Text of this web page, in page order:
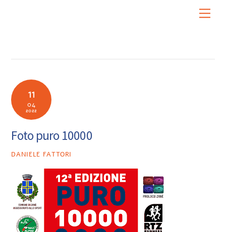
11
04
2022
Foto puro 10000
DANIELE FATTORI